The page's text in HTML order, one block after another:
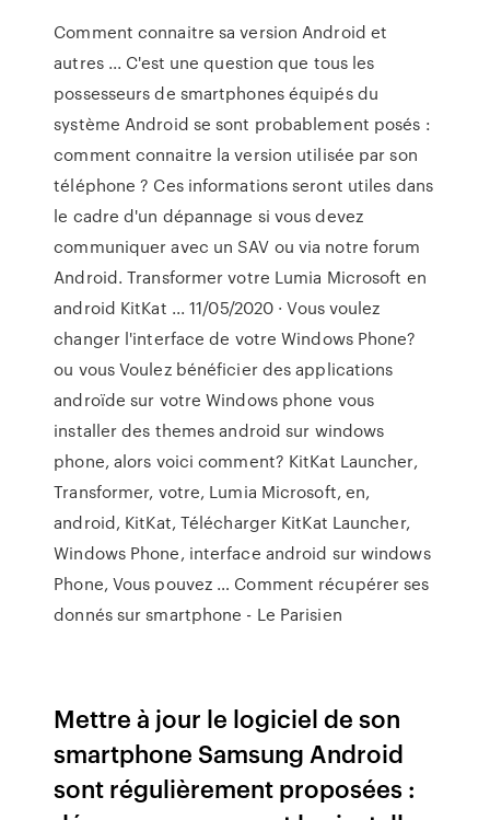
Comment connaitre sa version Android et
autres ... C'est une question que tous les
possesseurs de smartphones équipés du
système Android se sont probablement posés :
comment connaitre la version utilisée par son
téléphone ? Ces informations seront utiles dans
le cadre d'un dépannage si vous devez
communiquer avec un SAV ou via notre forum
Android. Transformer votre Lumia Microsoft en
android KitKat ... 11/05/2020 · Vous voulez
changer l'interface de votre Windows Phone?
ou vous Voulez bénéficier des applications
androïde sur votre Windows phone vous
installer des themes android sur windows
phone, alors voici comment? KitKat Launcher,
Transformer, votre, Lumia Microsoft, en,
android, KitKat, Télécharger KitKat Launcher,
Windows Phone, interface android sur windows
Phone, Vous pouvez … Comment récupérer ses
donnés sur smartphone - Le Parisien
Mettre à jour le logiciel de son
smartphone Samsung Android
sont régulièrement proposées :